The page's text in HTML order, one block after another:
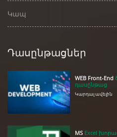
Կապ
Դասընթացներ
WEB Front-End
դասընթաց
Կարդալ ավելին
MS Excel